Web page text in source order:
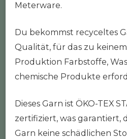
Meterware.
Du bekommst recyceltes
Qualität, für das zu
Produktion Farbstoffe,
chemische Produkte
Dieses Garn ist ÖKO-TEX
zertifiziert, was garantiert,
Garn keine schädlichen